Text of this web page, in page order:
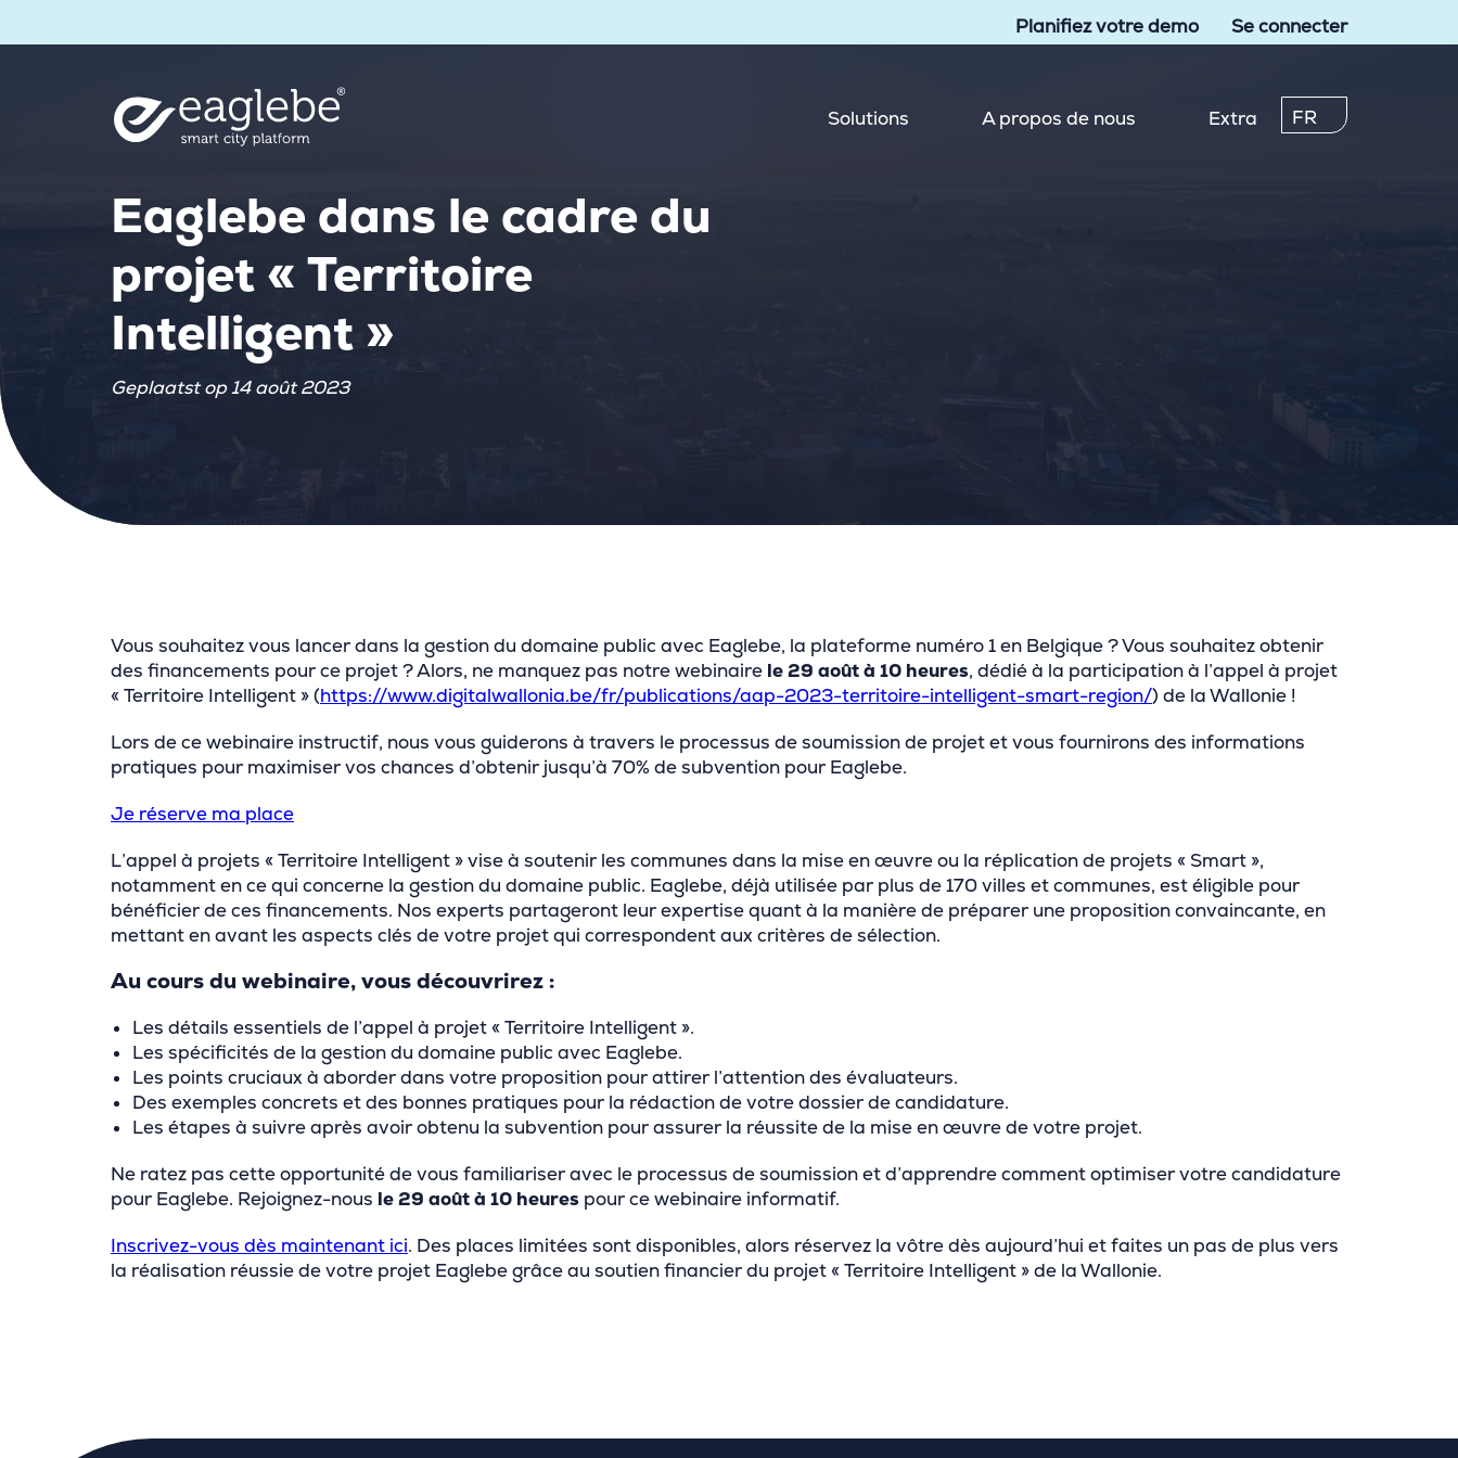
Planifiez votre demo Se connecter
Solutions A propos de nous Extra FR
Eaglebe dans le cadre du
projet « Territoire
Intelligent »
Geplaatst op 14 août 2023
Vous souhaitez vous lancer dans la gestion du domaine public avec Eaglebe, la plateforme numéro 1 en Belgique ? Vous souhaitez obtenir
des financements pour ce projet ? Alors, ne manquez pas notre webinaire le 29 août à 10 heures, dédié à la participation à l’appel à projet
« Territoire Intelligent » (https://www.digitalwallonia.be/fr/publications/aap-2023-territoire-intelligent-smart-region/) de la Wallonie !
Lors de ce webinaire instructif, nous vous guiderons à travers le processus de soumission de projet et vous fournirons des informations
pratiques pour maximiser vos chances d’obtenir jusqu’à 70% de subvention pour Eaglebe.
Je réserve ma place
L’appel à projets « Territoire Intelligent » vise à soutenir les communes dans la mise en œuvre ou la réplication de projets « Smart »,
notamment en ce qui concerne la gestion du domaine public. Eaglebe, déjà utilisée par plus de 170 villes et communes, est éligible pour
bénéficier de ces financements. Nos experts partageront leur expertise quant à la manière de préparer une proposition convaincante, en
mettant en avant les aspects clés de votre projet qui correspondent aux critères de sélection.
Au cours du webinaire, vous découvrirez :
Les détails essentiels de l’appel à projet « Territoire Intelligent ».
Les spécificités de la gestion du domaine public avec Eaglebe.
Les points cruciaux à aborder dans votre proposition pour attirer l’attention des évaluateurs.
Des exemples concrets et des bonnes pratiques pour la rédaction de votre dossier de candidature.
Les étapes à suivre après avoir obtenu la subvention pour assurer la réussite de la mise en œuvre de votre projet.
Ne ratez pas cette opportunité de vous familiariser avec le processus de soumission et d’apprendre comment optimiser votre candidature
pour Eaglebe. Rejoignez-nous le 29 août à 10 heures pour ce webinaire informatif.
Inscrivez-vous dès maintenant ici. Des places limitées sont disponibles, alors réservez la vôtre dès aujourd’hui et faites un pas de plus vers
la réalisation réussie de votre projet Eaglebe grâce au soutien financier du projet « Territoire Intelligent » de la Wallonie.